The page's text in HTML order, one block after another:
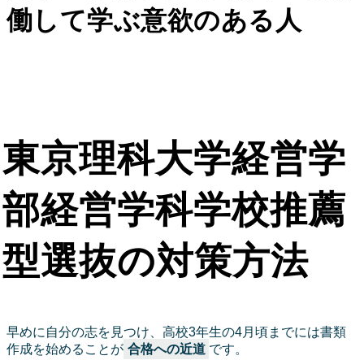
働して学ぶ意欲のある人
東京理科大学経営学
部経営学科学校推薦
型選抜の対策方法
早めに自分の志を見つけ、高校3年生の4月頃までには書類
作成を始めることが 合格への近道 です。